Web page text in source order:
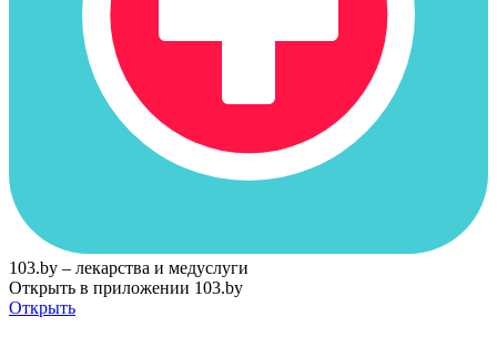
103.by – лекарства и медуслуги
Открыть в приложении 103.by
Открыть